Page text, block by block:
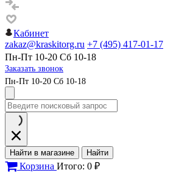
Кабинет
zakaz@kraskitorg.ru +7 (495) 417-01-17
Пн-Пт 10-20 Сб 10-18
Заказать звонок
Пн-Пт 10-20 Сб 10-18
Найти в магазине Найти
Корзина Итого: 0 ₽